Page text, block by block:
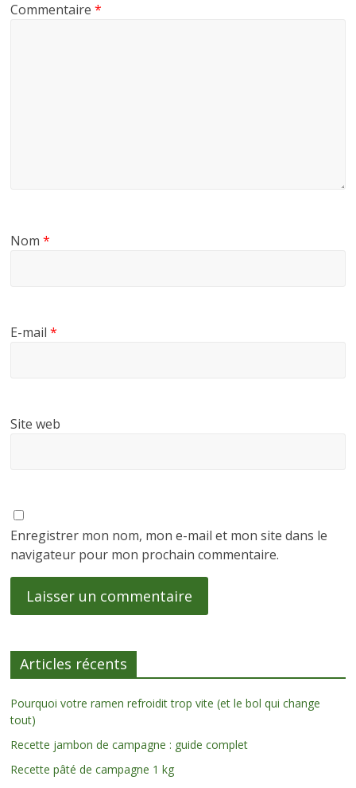
Commentaire*
Nom*
E-mail*
Site web
Enregistrer mon nom, mon e-mail et mon site dans le
navigateur pour mon prochain commentaire.
Articles récents
Pourquoi votre ramen refroidit trop vite (et le bol qui change
tout)
Recette jambon de campagne : guide complet
Recette pâté de campagne 1 kg